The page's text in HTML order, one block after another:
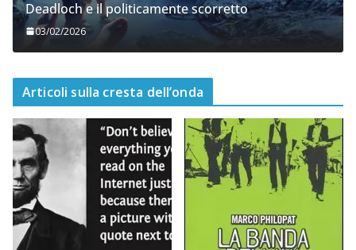
Deadloch e il politicamente scorretto
03/02/2026
Articoli sulla cresta dell’onda